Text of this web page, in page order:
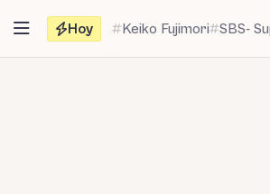
contenido
Hoy Keiko Fujimori SBS-